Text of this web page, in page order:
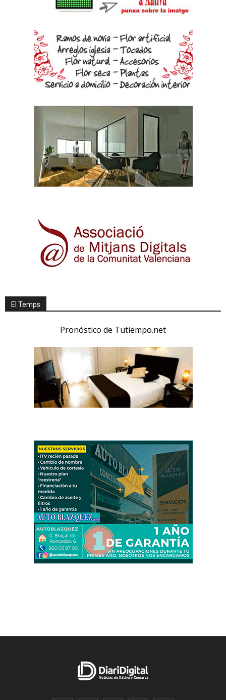
El Temps
Pronóstico de Tutiempo.net